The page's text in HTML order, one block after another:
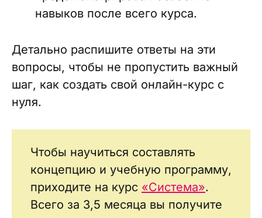
навыков после всего курса.
Детально распишите ответы на эти
вопросы, чтобы не пропустить важный
шаг, как создать свой онлайн-курс с
нуля.
Чтобы научиться составлять
концепцию и учебную программу,
приходите на курс «Система».
Всего за 3,5 месяца вы получите